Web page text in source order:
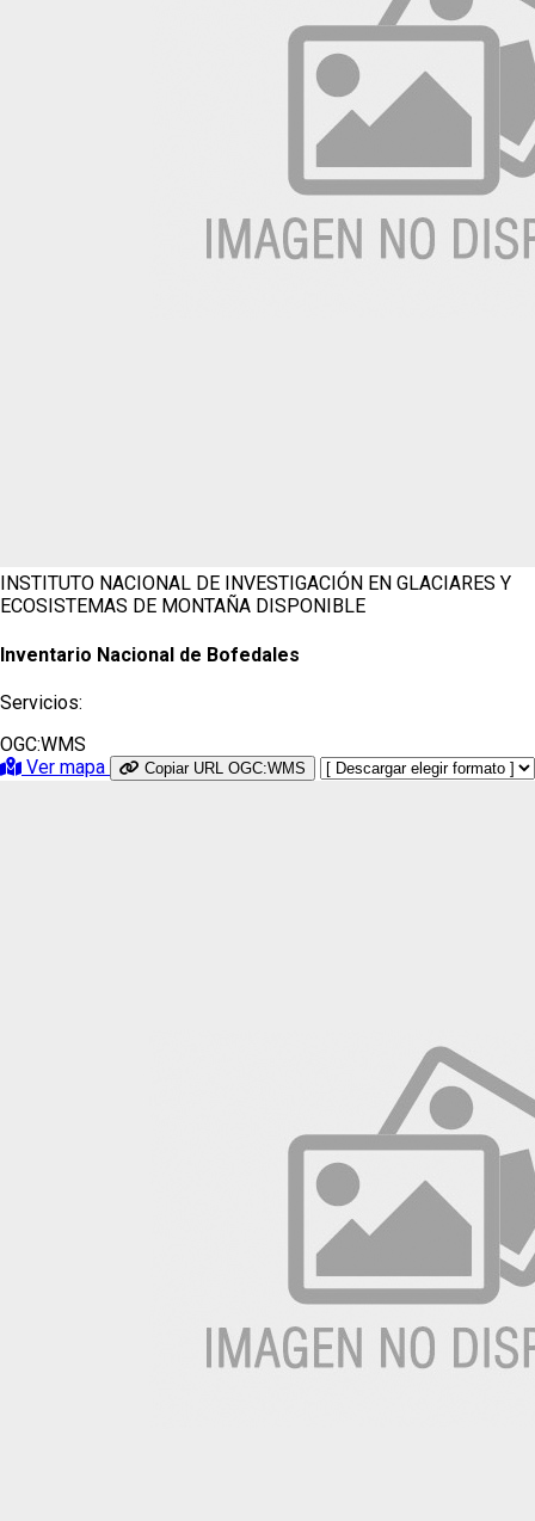
INSTITUTO NACIONAL DE INVESTIGACIÓN EN GLACIARES Y
ECOSISTEMAS DE MONTAÑA DISPONIBLE
Inventario Nacional de Bofedales
Servicios:
OGC:WMS
Ver mapa
Copiar URL OGC:WMS